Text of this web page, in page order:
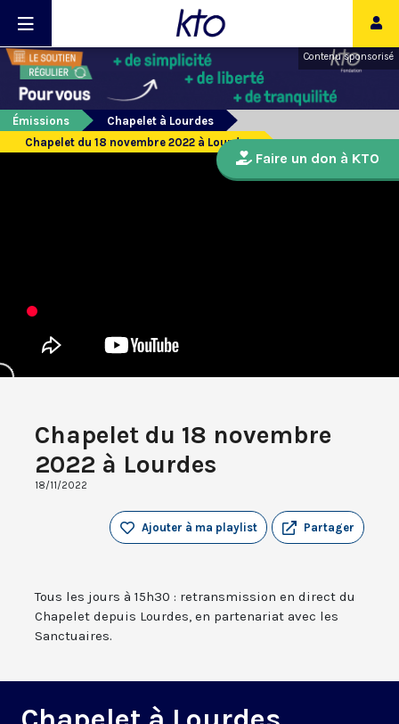
Contenu sponsorisé
Émissions
Chapelet à Lourdes
Chapelet du 18 novembre 2022 à Lourdes
Chapelet du 18 novembre
2022 à Lourdes
18/11/2022
Partager
Ajouter à ma playlist
Tous les jours à 15h30 : retransmission en direct du
Chapelet depuis Lourdes, en partenariat avec les
Sanctuaires.
Faire un don à KTO